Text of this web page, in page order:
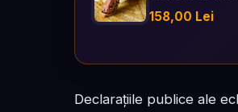
158,00 Lei
Declarațiile publice ale